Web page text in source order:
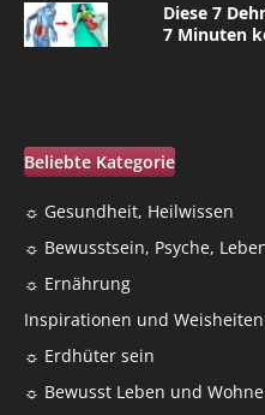
Diese 7
7 Minuten
Beliebte Kategorie
☼ Gesundheit, Heilwissen
☼ Bewusstsein, Psyche,
☼ Ernährung
Inspirationen und Weisheiten
☼ Erdhüter sein
☼ Bewusst Leben und